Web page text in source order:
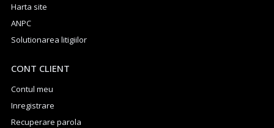
Harta site
ANPC
Solutionarea litigiilor
CONT CLIENT
Contul meu
Inregistrare
Recuperare parola